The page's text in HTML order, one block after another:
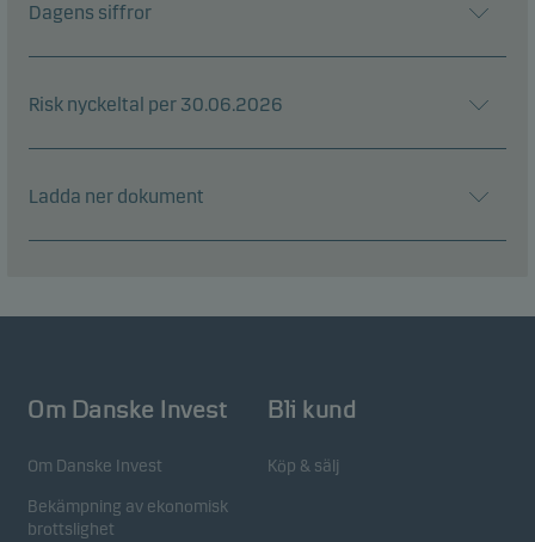
Dagens siffror
Risk nyckeltal per 30.06.2026
Ladda ner dokument
Om Danske Invest
Om Danske Invest
Bekämpning av ekonomisk
brottslighet
Bli kund
Köp & sälj